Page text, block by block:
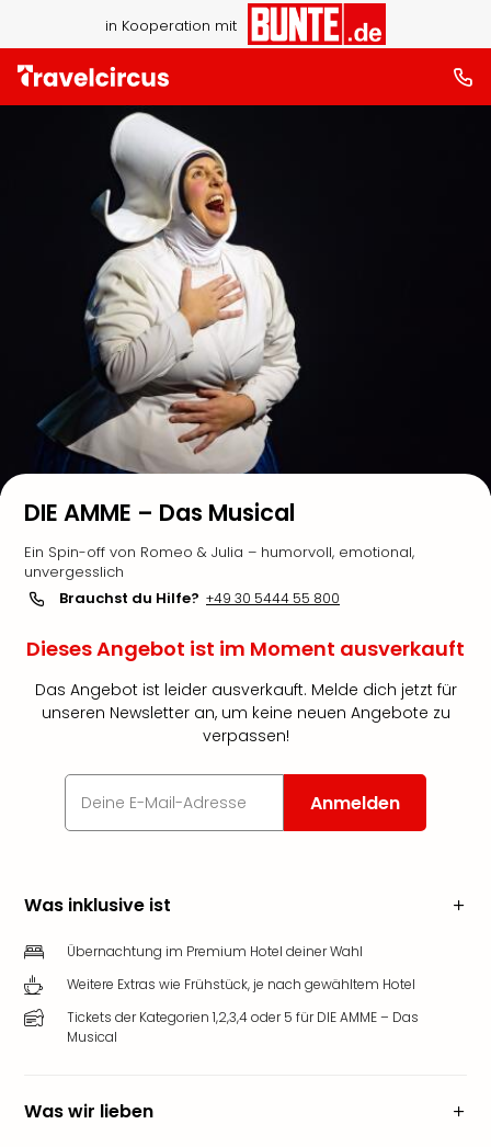
in Kooperation mit
DIE AMME – Das Musical
Ein Spin-off von Romeo & Julia – humorvoll, emotional,
unvergesslich
Brauchst du Hilfe? +49 30 5444 55 800
Dieses Angebot ist im Moment ausverkauft
Das Angebot ist leider ausverkauft. Melde dich jetzt für
unseren Newsletter an, um keine neuen Angebote zu
verpassen!
Anmelden
Was inklusive ist
Übernachtung im Premium Hotel deiner Wahl
Weitere Extras wie Frühstück, je nach gewähltem Hotel
Tickets der Kategorien 1,2,3,4 oder 5 für DIE AMME – Das
Musical
Was wir lieben